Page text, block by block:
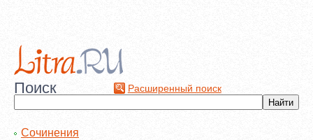
Поиск Расширенный поиск
Сочинения